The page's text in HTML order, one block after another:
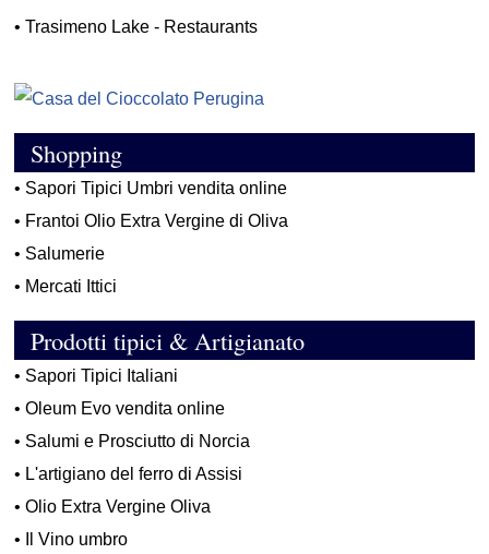
•Trasimeno Lake - Restaurants
Shopping
• Sapori Tipici Umbri vendita online
• Frantoi Olio Extra Vergine di Oliva
• Salumerie
• Mercati Ittici
Prodotti tipici & Artigianato
• Sapori Tipici Italiani
•Oleum Evo vendita online
• Salumi e Prosciutto di Norcia
• L'artigiano del ferro di Assisi
•Olio Extra Vergine Oliva
•
Il Vino umbro